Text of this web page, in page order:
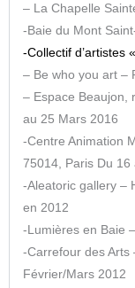
– La Chapelle
-Baie du Mont
-Collectif d’artistes
– Be who you art –
– Espace Beaujon,
au 25 Mars 2016
-Centre Animation
75014, Paris Du 16
-Aleatoric gallery –
en 2012
-Lumières en Baie
-Carrefour des Arts
Février/Mars 2012